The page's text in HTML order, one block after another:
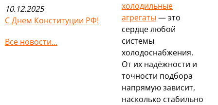
10.12.2025
С Днем Конституции РФ!
Все новости...
холодильные
агрегаты — это
сердце любой
системы
холодоснабжения.
От их надёжности и
точности подбора
напрямую зависит,
насколько стабильно